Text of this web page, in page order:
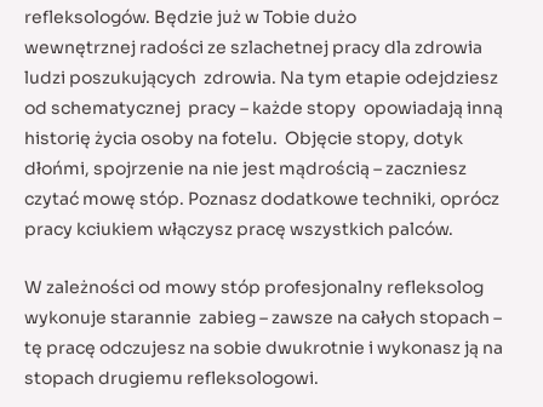
refleksologów. Będzie już w Tobie dużo
wewnętrznej radości ze szlachetnej pracy dla zdrowia
ludzi poszukujących zdrowia. Na tym etapie odejdziesz
od schematycznej pracy – każde stopy opowiadają inną
historię życia osoby na fotelu. Objęcie stopy, dotyk
dłońmi, spojrzenie na nie jest mądrością – zaczniesz
czytać mowę stóp. Poznasz dodatkowe techniki, oprócz
pracy kciukiem włączysz pracę wszystkich palców.
W zależności od mowy stóp profesjonalny refleksolog
wykonuje starannie zabieg – zawsze na całych stopach –
tę pracę odczujesz na sobie dwukrotnie i wykonasz ją na
stopach drugiemu refleksologowi.